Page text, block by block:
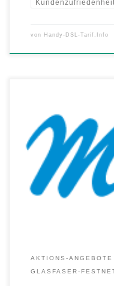
Kundenzufriedenheit
von Handy-DSL-Tarif.Info
Internetanbieter M-net
kostenlosen Komplett-
leistungsfähigen Glasfaser-
Warten auf den Telekom-
den Service nutzt, lässt
zur Einrichtung der
AKTIONS-ANGEBOTE
GLASFASER-